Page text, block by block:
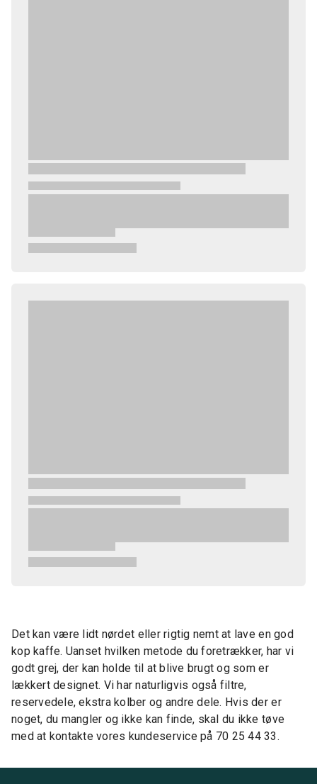
Det kan være lidt nørdet eller rigtig nemt at lave en god
kop kaffe. Uanset hvilken metode du foretrækker, har vi
godt grej, der kan holde til at blive brugt og som er
lækkert designet. Vi har naturligvis også filtre,
reservedele, ekstra kolber og andre dele. Hvis der er
noget, du mangler og ikke kan finde, skal du ikke tøve
med at kontakte vores kundeservice på 70 25 44 33.